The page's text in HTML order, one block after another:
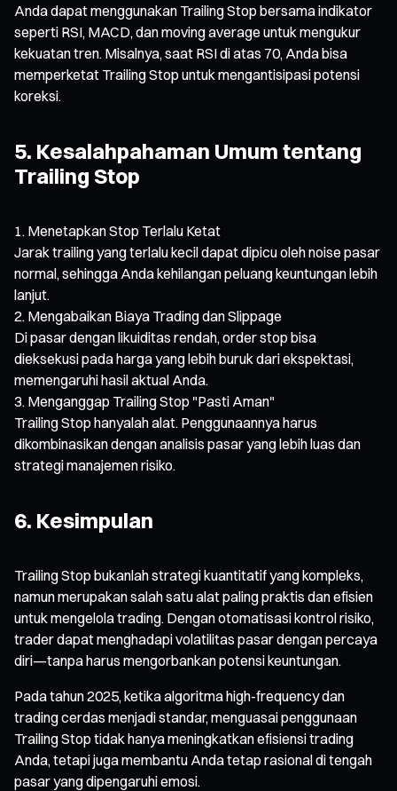
Anda dapat menggunakan Trailing Stop bersama indikator
seperti RSI, MACD, dan moving average untuk mengukur
kekuatan tren. Misalnya, saat RSI di atas 70, Anda bisa
memperketat Trailing Stop untuk mengantisipasi potensi
koreksi.
5. Kesalahpahaman Umum tentang
Trailing Stop
Menetapkan Stop Terlalu Ketat
Jarak trailing yang terlalu kecil dapat dipicu oleh noise pasar
normal, sehingga Anda kehilangan peluang keuntungan lebih
lanjut.
Mengabaikan Biaya Trading dan Slippage
Di pasar dengan likuiditas rendah, order stop bisa
dieksekusi pada harga yang lebih buruk dari ekspektasi,
memengaruhi hasil aktual Anda.
Menganggap Trailing Stop "Pasti Aman"
Trailing Stop hanyalah alat. Penggunaannya harus
dikombinasikan dengan analisis pasar yang lebih luas dan
strategi manajemen risiko.
6. Kesimpulan
Trailing Stop bukanlah strategi kuantitatif yang kompleks,
namun merupakan salah satu alat paling praktis dan efisien
untuk mengelola trading. Dengan otomatisasi kontrol risiko,
trader dapat menghadapi volatilitas pasar dengan percaya
diri—tanpa harus mengorbankan potensi keuntungan.
Pada tahun 2025, ketika algoritma high-frequency dan
trading cerdas menjadi standar, menguasai penggunaan
Trailing Stop tidak hanya meningkatkan efisiensi trading
Anda, tetapi juga membantu Anda tetap rasional di tengah
pasar yang dipengaruhi emosi.